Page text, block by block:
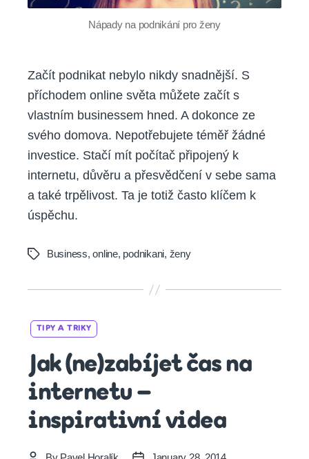
ženy
Nápady na podnikání pro ženy
Začít podnikat nebylo nikdy snadnější. S
příchodem online světa můžete začít s
vlastním businessem hned. A dokonce ze
svého domova. Nepotřebujete téměř žádné
investice. Stačí mít počítač připojený k
internetu, důvěru a přesvědčení v sebe sama
a také trpělivost. Ta je totiž často klíčem k
úspěchu.
Tags Business,online, podnikani, ženy
TIPY A TRIKY
Jak (ne)zabíjet čas na
internetu –
inspirativní videa